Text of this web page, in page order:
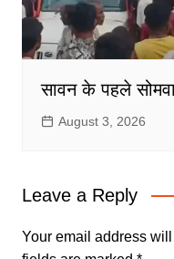
सावन के पहले
August 3, 2026
Leave a Reply
Your email address